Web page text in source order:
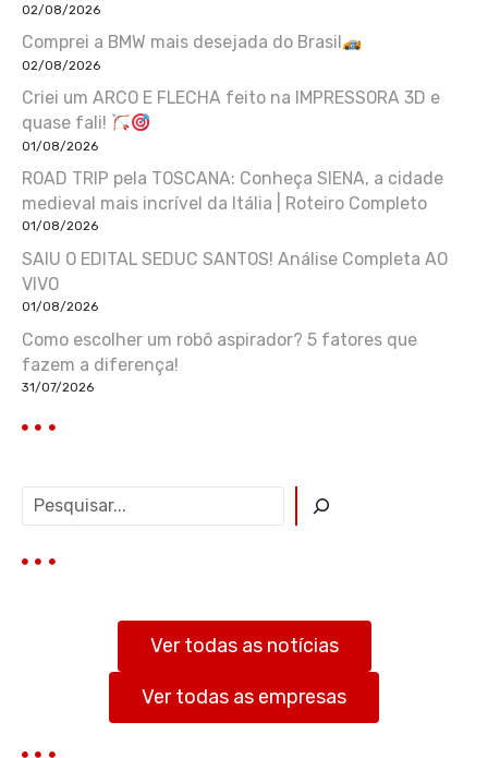
02/08/2026
Comprei a BMW mais desejada do Brasil
02/08/2026
Criei um ARCO E FLECHA feito na IMPRESSORA 3D e
quase fali!
01/08/2026
ROAD TRIP pela TOSCANA: Conheça SIENA, a cidade
medieval mais incrível da Itália | Roteiro Completo
01/08/2026
SAIU O EDITAL SEDUC SANTOS! Análise Completa AO
VIVO
01/08/2026
Como escolher um robô aspirador? 5 fatores que
fazem a diferença!
31/07/2026
q
Ver todas as notícias
Ver todas as empresas